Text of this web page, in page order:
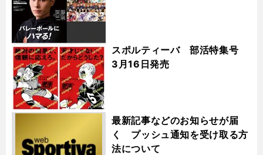
スポルティーバ 部活特集号
3月16日発売
最新記事などのお知らせが届
く プッシュ通知を受け取る方
法について